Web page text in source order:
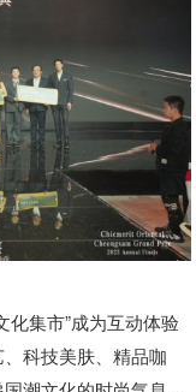
化集市”成为互动体验
科技美肤、精品咖